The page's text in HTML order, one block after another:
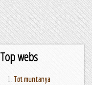
Top webs
Tot muntanya